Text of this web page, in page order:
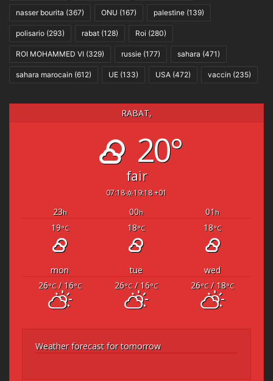
nasser bourita (367) ONU (167) palestine (139)
polisario (293) rabat (128) Roi (280)
ROI MOHAMMED VI (329) russie (177) sahara (471)
sahara marocain (612) UE (133) USA (472) vaccin (235)
RABAT,
20°
fair
07:18 19:18 +01
23h 00h 01 h
19°C 18°C 18°C
mon tue
wed
26°C/ 16°C 26°C/ 16°C 26°C/ 18°C
Weather forecast for tomorrow